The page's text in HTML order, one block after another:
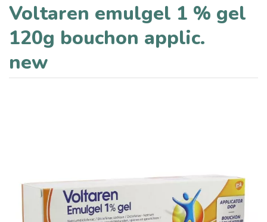
Voltaren emulgel 1 % gel
120g bouchon applic.
new